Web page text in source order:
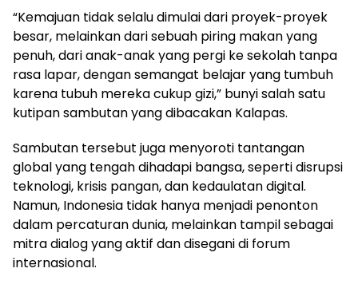
“Kemajuan tidak selalu dimulai dari proyek-proyek
besar, melainkan dari sebuah piring makan yang
penuh, dari anak-anak yang pergi ke sekolah tanpa
rasa lapar, dengan semangat belajar yang tumbuh
karena tubuh mereka cukup gizi,” bunyi salah satu
kutipan sambutan yang dibacakan Kalapas.
Sambutan tersebut juga menyoroti tantangan
global yang tengah dihadapi bangsa, seperti disrupsi
teknologi, krisis pangan, dan kedaulatan digital.
Namun, Indonesia tidak hanya menjadi penonton
dalam percaturan dunia, melainkan tampil sebagai
mitra dialog yang aktif dan disegani di forum
internasional.